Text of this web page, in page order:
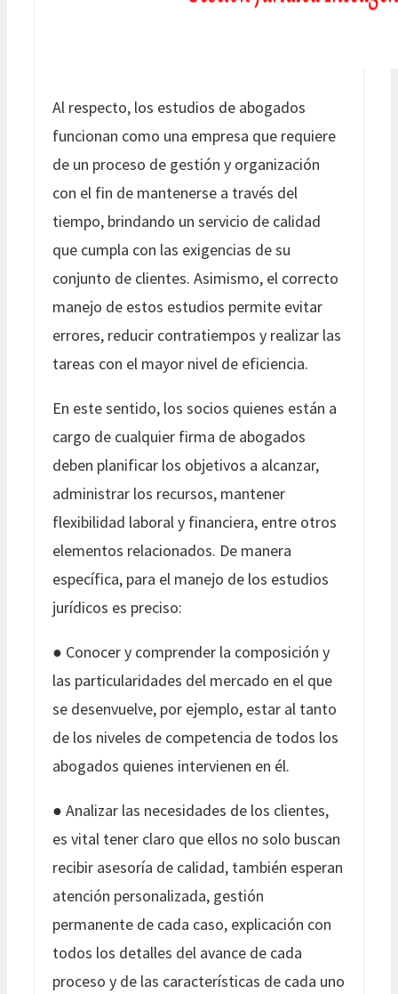
Al respecto, los estudios de abogados
funcionan como una empresa que requiere
de un proceso de gestión y organización
con el fin de mantenerse a través del
tiempo, brindando un servicio de calidad
que cumpla con las exigencias de su
conjunto de clientes. Asimismo, el correcto
manejo de estos estudios permite evitar
errores, reducir contratiempos y realizar las
tareas con el mayor nivel de eficiencia.
En este sentido, los socios quienes están a
cargo de cualquier firma de abogados
deben planificar los objetivos a alcanzar,
administrar los recursos, mantener
flexibilidad laboral y financiera, entre otros
elementos relacionados. De manera
específica, para el manejo de los estudios
jurídicos es preciso:
● Conocer y comprender la composición y
las particularidades del mercado en el que
se desenvuelve, por ejemplo, estar al tanto
de los niveles de competencia de todos los
abogados quienes intervienen en él.
● Analizar las necesidades de los clientes,
es vital tener claro que ellos no solo buscan
recibir asesoría de calidad, también esperan
atención personalizada, gestión
permanente de cada caso, explicación con
todos los detalles del avance de cada
proceso y de las características de cada uno